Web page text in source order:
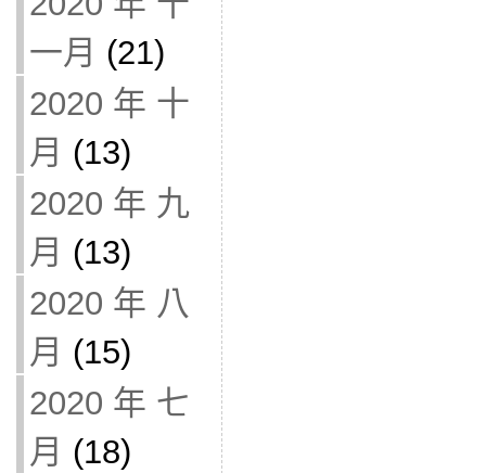
一月 (21)
2020 年 十
月 (13)
2020 年 九
月 (13)
2020 年 八
月 (15)
2020 年 七
月 (18)